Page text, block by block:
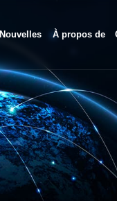
Nouvelles À propos de
nous